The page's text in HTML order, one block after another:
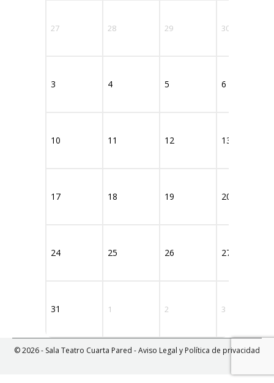
27 28 29 30
3 4 5 6
10 11 12 13
17 18 19 20
24 25 26 27
31 1 2 3
© 2026 - Sala Teatro Cuarta Pared -Aviso Legal y Política de privacidad